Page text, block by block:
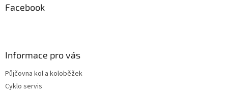
Facebook
Informace pro vás
Půjčovna kol a koloběžek
Cyklo servis